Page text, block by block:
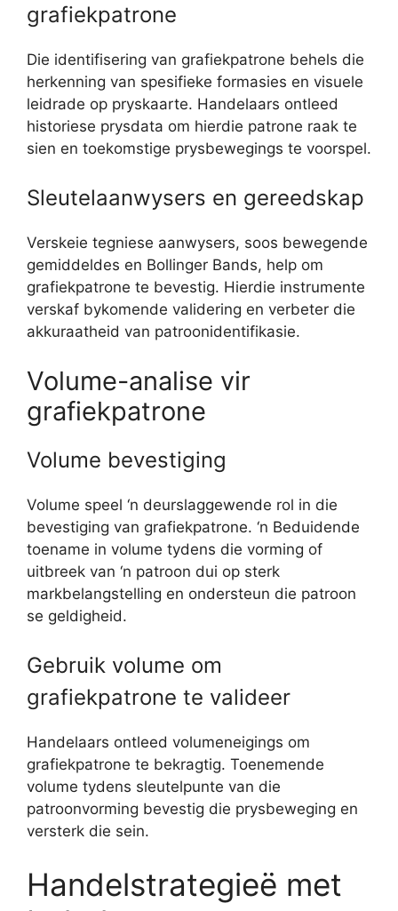
grafiekpatrone
Die identifisering van grafiekpatrone behels die
herkenning van spesifieke formasies en visuele
leidrade op pryskaarte. Handelaars ontleed
historiese prysdata om hierdie patrone raak te
sien en toekomstige prysbewegings te voorspel.
Sleutelaanwysers en gereedskap
Verskeie tegniese aanwysers, soos bewegende
gemiddeldes en Bollinger Bands, help om
grafiekpatrone te bevestig. Hierdie instrumente
verskaf bykomende validering en verbeter die
akkuraatheid van patroonidentifikasie.
Volume-analise vir
grafiekpatrone
Volume bevestiging
Volume speel ‘n deurslaggewende rol in die
bevestiging van grafiekpatrone. ‘n Beduidende
toename in volume tydens die vorming of
uitbreek van ‘n patroon dui op sterk
markbelangstelling en ondersteun die patroon
se geldigheid.
Gebruik volume om
grafiekpatrone te valideer
Handelaars ontleed volumeneigings om
grafiekpatrone te bekragtig. Toenemende
volume tydens sleutelpunte van die
patroonvorming bevestig die prysbeweging en
versterk die sein.
Handelstrategieë met